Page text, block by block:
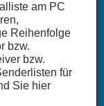
am PC
Reihenfolge
bzw.
bzw.
für
Sie hier